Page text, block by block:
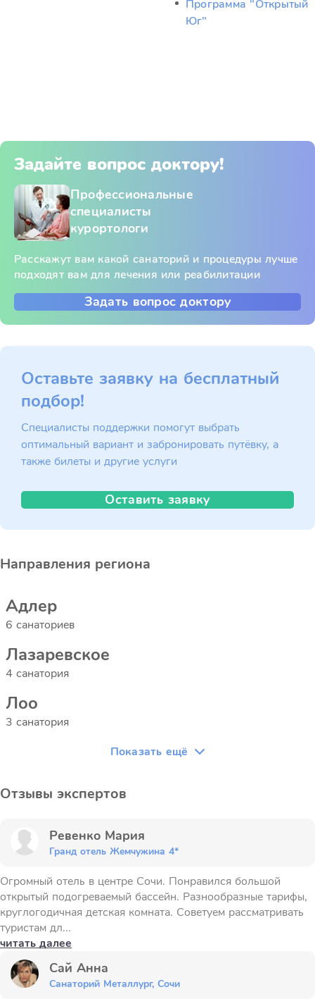
Программа "Открытый
Юг"
Задайте вопрос доктору!
Профессиональные
специалисты
курортологи
Расскажут вам какой санаторий и процедуры лучше
подходят вам для лечения или реабилитации
Задать вопрос доктору
Оставьте заявку на бесплатный
подбор!
Специалисты поддержки помогут выбрать
оптимальный вариант и забронировать путёвку, а
также билеты и другие услуги
Оставить заявку
Направления региона
Адлер
6 санаториев
Лазаревское
4 санатория
Лоо
3 санатория
Показать ещё
Отзывы экспертов
Ревенко Мария
Гранд отель Жемчужина 4*
Огромный отель в центре Сочи. Понравился большой
открытый подогреваемый бассейн. Разнообразные тарифы,
круглогодичная детская комната. Советуем рассматривать
туристам дл...
читать далее
Сай Анна
Санаторий Металлург, Сочи